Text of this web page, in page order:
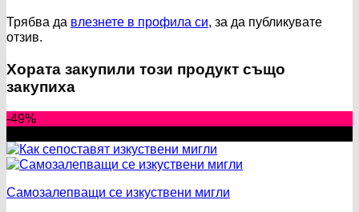
Трябва да влезнете в профила си, за да публикувате
отзив.
Хората закупили този продукт също
закупиха
-49%
Самозалепващи се изкуствени мигли